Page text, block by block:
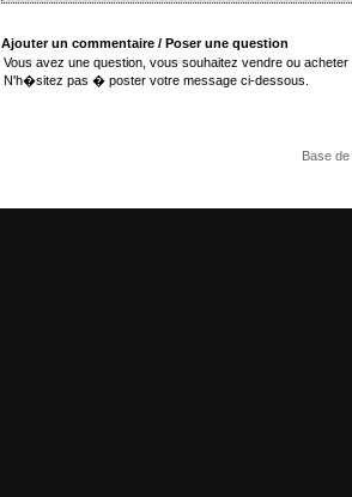
Ajouter un commentaire / Poser une question
Vous avez une question, vous souhaitez vendre ou
N'h�sitez pas � poster votre message ci-dessous.
Base